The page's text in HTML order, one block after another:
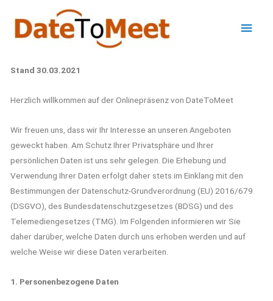
Inhalt
springen
Stand 30.03.2021
Herzlich willkommen auf der Onlinepräsenz von DateToMeet
Wir freuen uns, dass wir Ihr Interesse an unseren Angeboten
geweckt haben. Am Schutz Ihrer Privatsphäre und Ihrer
persönlichen Daten ist uns sehr gelegen. Die Erhebung und
Verwendung Ihrer Daten erfolgt daher stets im Einklang mit den
Bestimmungen der Datenschutz-Grundverordnung (EU) 2016/679
(DSGVO), des Bundesdatenschutzgesetzes (BDSG) und des
Telemediengesetzes (TMG). Im Folgenden informieren wir Sie
daher darüber, welche Daten durch uns erhoben werden und auf
welche Weise wir diese Daten verarbeiten.
1. Personenbezogene Daten